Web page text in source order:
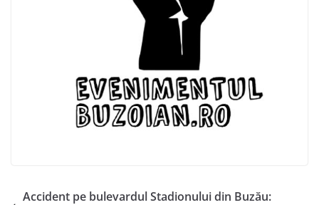
Accident pe bulevardul Stadionului din Buzău: